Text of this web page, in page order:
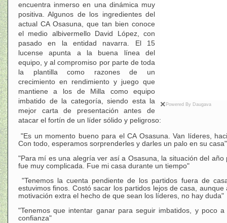
× Powered By Daugava
encuentra inmerso en una dinámica muy
positiva. Algunos de los ingredientes del
actual CA Osasuna, que tan bien conoce
el medio albivermello David López, con
pasado en la entidad navarra. El 15
lucense apunta a la buena línea del
equipo, y al compromiso por parte de toda
la plantilla como razones de un
crecimiento en rendimiento y juego que
mantiene a los de Milla como equipo
imbatido de la categoría, siendo esta la
mejor carta de presentación antes de
atacar el fortín de un líder sólido y peligroso:
"Es un momento bueno para el CA Osasuna. Van líderes,
Con todo, esperamos sorprenderles y darles un palo en su casa"
"Para mí es una alegría ver así a Osasuna, la situación del año
fue muy complicada. Fue mi casa durante un tiempo"
"Tenemos la cuenta pendiente de los partidos fuera de
estuvimos finos. Costó sacar los partidos lejos de casa,
motivación extra el hecho de que sean los líderes, no hay duda"
"Tenemos que intentar ganar para seguir imbatidos, y poco
confianza"